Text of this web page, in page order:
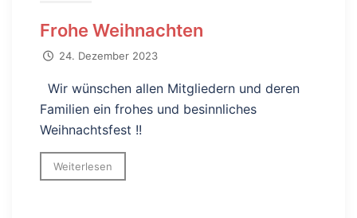
Frohe Weihnachten
24. Dezember 2023
Wir wünschen allen Mitgliedern und deren
Familien ein frohes und besinnliches
Weihnachtsfest !!
Weiterlesen